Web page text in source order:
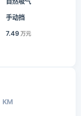
手动挡
7.49 万元
KM